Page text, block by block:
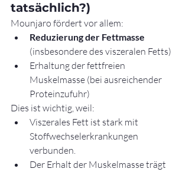
tatsächlich?)
Mounjaro fördert vor allem:
Reduzierung der Fettmasse
(insbesondere des viszeralen Fetts)
Erhaltung der fettfreien
Muskelmasse (bei ausreichender
Proteinzufuhr)
Dies ist wichtig, weil:
Viszerales Fett ist stark mit
Stoffwechselerkrankungen
verbunden.
Der Erhalt der Muskelmasse trägt